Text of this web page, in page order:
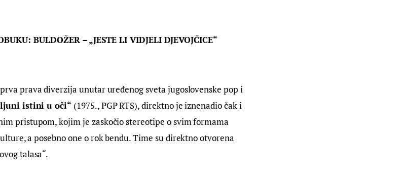
BULDOŽER – „JESTE LI VIDJELI DJEVOJČICE“
prava diverzija unutar uređenog sveta jugoslovenske pop i
istini u oči“ (1975., PGP RTS), direktno je iznenadio čak i
pristupom, kojim je zaskočio stereotipe o svim formama
a posebno one o rok bendu. Time su direktno otvorena
talasa“.